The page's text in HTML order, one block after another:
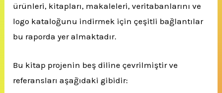
ürünleri, kitapları, makaleleri, veritabanlarını ve
logo kataloğunu indirmek için çeşitli bağlantılar
bu raporda yer almaktadır.
Bu kitap projenin beş diline çevrilmiştir ve
referansları aşağıdaki gibidir: